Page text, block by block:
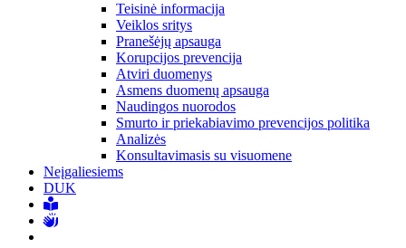
Teisinė informacija
Veiklos sritys
Pranešėjų apsauga
Korupcijos prevencija
Atviri duomenys
Asmens duomenų apsauga
Naudingos nuorodos
Smurto ir priekabiavimo prevencijos politika
Analizės
Konsultavimasis su visuomene
Neįgaliesiems
DUK